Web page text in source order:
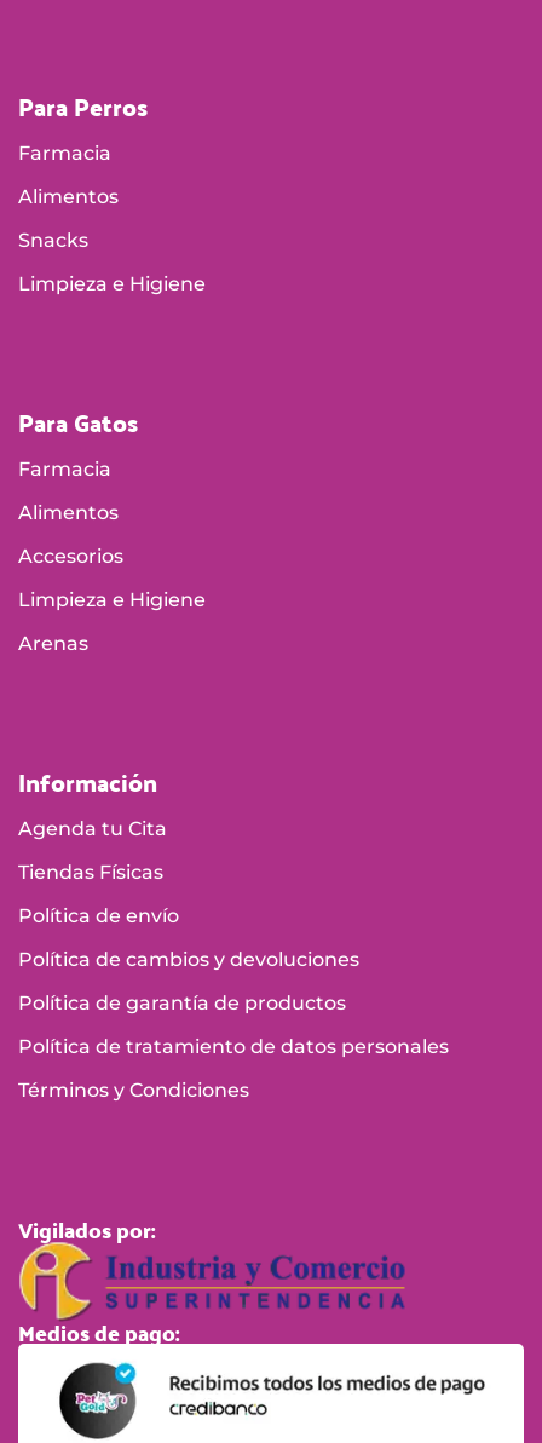
Para Perros
Farmacia
Alimentos
Snacks
Limpieza e Higiene
Para Gatos
Farmacia
Alimentos
Accesorios
Limpieza e Higiene
Arenas
Información
Agenda tu Cita
Tiendas Físicas
Política de envío
Política de cambios y devoluciones
Política de garantía de productos
Política de tratamiento de datos personales
Términos y Condiciones
Vigilados por:
Medios de pago: